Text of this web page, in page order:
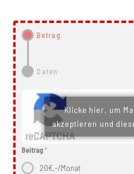
Betrag
Daten
Klicke hier, um
akzeptieren und
Beitrag*
20€,-/Monat